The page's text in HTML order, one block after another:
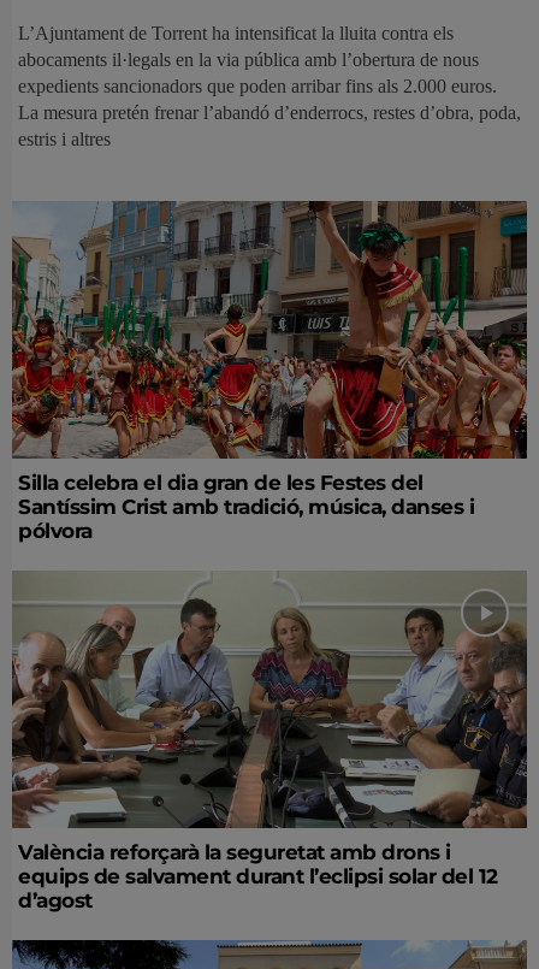
L’Ajuntament de Torrent ha intensificat la lluita contra els
abocaments il·legals en la via pública amb l’obertura de nous
expedients sancionadors que poden arribar fins als 2.000 euros.
La mesura pretén frenar l’abandó d’enderrocs, restes d’obra, poda,
estris i altres
Silla celebra el dia gran de les Festes del
Santíssim Crist amb tradició, música, danses i
pólvora
València reforçarà la seguretat amb drons i
equips de salvament durant l’eclipsi solar del 12
d’agost